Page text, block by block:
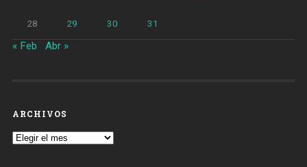
28 29 30 31
« Feb Abr »
ARCHIVOS
Archivos